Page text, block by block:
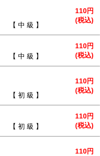
110円
(税込)
【 中 級 】
110円
(税込)
【 中 級 】
110円
(税込)
【 初 級 】
110円
(税込)
【 初 級 】
110円